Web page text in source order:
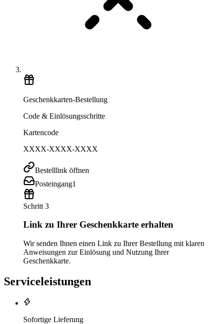
Geschenkkarten-Bestellung
Code & Einlösungsschritte
Kartencode
XXXX-XXXX-XXXX
Bestelllink öffnen
Posteingang1
Schritt 3
Link zu Ihrer Geschenkkarte erhalten
Wir senden Ihnen einen Link zu Ihrer Bestellung mit klaren
Anweisungen zur Einlösung und Nutzung Ihrer
Geschenkkarte.
Serviceleistungen
Sofortige Lieferung